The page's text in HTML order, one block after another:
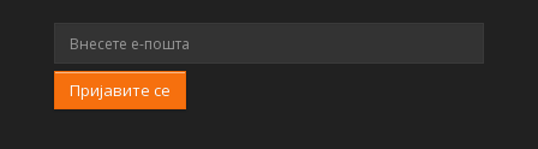
Пријавите се